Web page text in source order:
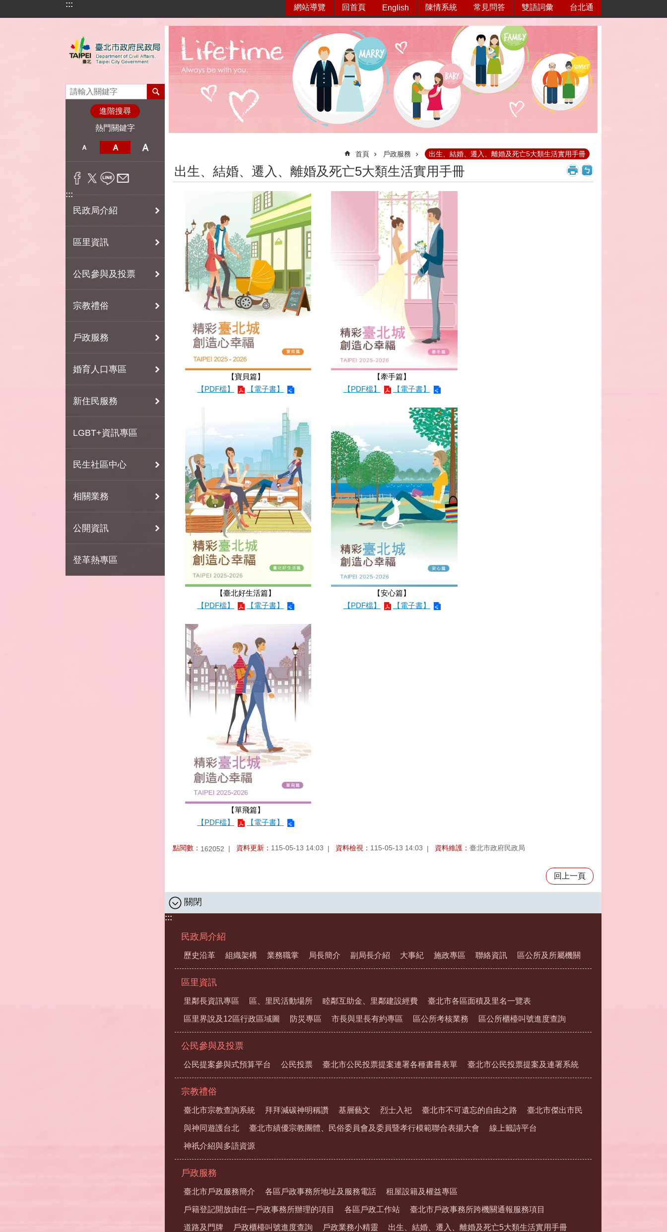
跳到主要內容區塊
::: 網站導覽 回首頁 English 陳情系統 常見問答 雙語詞彙 台北通
進階搜尋
熱門關鍵字
:::
民政局介紹
區里資訊
公民參與及投票
宗教禮俗
戶政服務
婚育人口專區
新住民服務
LGBT+資訊專區
民生社區中心
相關業務
公開資訊
登革熱專區
首頁 戶政服務 出生、結婚、遷入、離婚及死亡5大類生活實用手冊
出生、結婚、遷入、離婚及死亡5大類生活實用手冊
【寶貝篇】
【PDF檔】
【電子書】
【牽手篇】
【PDF檔】
【電子書】
【臺北好生活篇】
【PDF檔】
【電子書】
【安心篇】
【PDF檔】
【電子書】
【單飛篇】
【PDF檔】
【電子書】
點閱數： 162052 資料更新： 115-05-13 14:03 資料檢視： 115-05-13 14:03 資料維護： 臺北市政府民政局
回上一頁
關閉
:::
民政局介紹
歷史沿革 組織架構 業務職掌 局長簡介 副局長介紹 大事紀 施政專區 聯絡資訊 區公所及所屬機關
區里資訊
里鄰長資訊專區 區、里民活動場所 睦鄰互助金、里鄰建設經費 臺北市各區面積及里名一覽表
區里界說及12區行政區域圖 防災專區 市長與里長有約專區 區公所考核業務 區公所櫃檯叫號進度查詢
公民參與及投票
公民提案參與式預算平台 公民投票 臺北市公民投票提案連署各種書冊表單 臺北市公民投票提案及連署系統
宗教禮俗
臺北市宗教查詢系統 拜拜減碳神明稱讚 基層藝文 烈士入祀 臺北市不可遺忘的自由之路 臺北市傑出市民
與神同遊護台北 臺北市績優宗教團體、民俗委員會及委員暨孝行模範聯合表揚大會 線上籤詩平台
神祇介紹與多語資源
戶政服務
臺北市戶政服務簡介 各區戶政事務所地址及服務電話 租屋設籍及權益專區
戶籍登記開放由任一戶政事務所辦理的項目 各區戶政工作站 臺北市戶政事務所跨機關通報服務項目
道路及門牌 戶政櫃檯叫號進度查詢 戶政業務小精靈 出生、結婚、遷入、離婚及死亡5大類生活實用手冊